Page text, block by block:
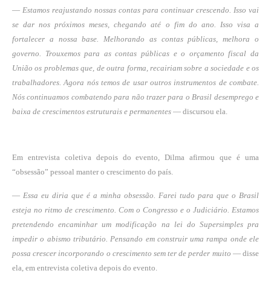
— Estamos reajustando nossas contas para continuar crescendo. Isso vai
se dar nos próximos meses, chegando até o fim do ano. Isso visa a
fortalecer a nossa base. Melhorando as contas públicas, melhora o
governo. Trouxemos para as contas públicas e o orçamento fiscal da
União os problemas que, de outra forma, recairiam sobre a sociedade e os
trabalhadores. Agora nós temos de usar outros instrumentos de combate.
Nós continuamos combatendo para não trazer para o Brasil desemprego e
baixa de crescimentos estruturais e permanentes — discursou ela.
Em entrevista coletiva depois do evento, Dilma afirmou que é uma
“obsessão” pessoal manter o crescimento do país.
— Essa eu diria que é a minha obsessão. Farei tudo para que o Brasil
esteja no ritmo de crescimento. Com o Congresso e o Judiciário. Estamos
pretendendo encaminhar um modificação na lei do Supersimples pra
impedir o abismo tributário. Pensando em construir uma rampa onde ele
possa crescer incorporando o crescimento sem ter de perder muito — disse
ela, em entrevista coletiva depois do evento.